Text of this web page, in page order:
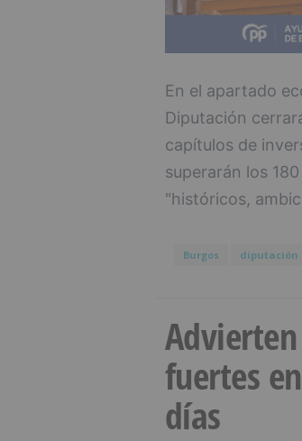
En el apartado
Diputación
capítulos de
superarán los
"históricos,
Burgos diputación
fuertes
días